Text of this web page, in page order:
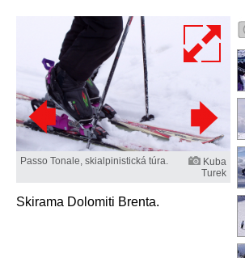
Passo Tonale, skialpinistická túra.
Kuba
Turek
Skirama Dolomiti Brenta.